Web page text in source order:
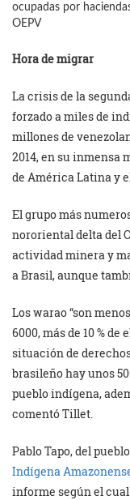
ocupadas por
OEPV
Hora de migrar
La crisis de la
forzado a miles de
millones de
2014, en su inmensa
de América Latina y
El grupo más
nororiental delta del
actividad minera y
a Brasil, aunque
Los warao “son
6000, más de 10 %
situación de
brasileño hay unos
pueblo indígena,
comentó Tillet.
Pablo Tapo, del
Indígena
informe según el